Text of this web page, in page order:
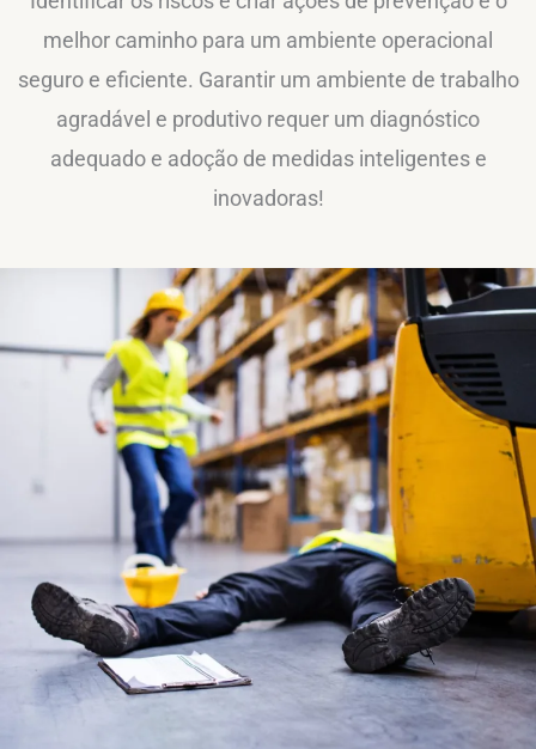
melhor caminho para um ambiente operacional
seguro e eficiente. Garantir um ambiente de trabalho
agradável e produtivo requer um diagnóstico
adequado e adoção de medidas inteligentes e
inovadoras!